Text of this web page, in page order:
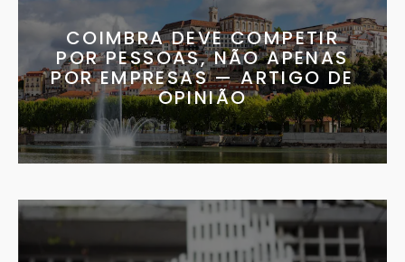
COIMBRA DEVE COMPETIR
POR PESSOAS, NÃO APENAS
POR EMPRESAS — ARTIGO DE
OPINIÃO